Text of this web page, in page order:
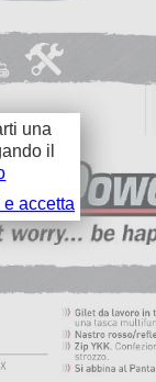
una
il
accetta